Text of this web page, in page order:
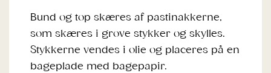
Bund og top skæres af pastinakkerne,
som skæres i grove stykker og skylles.
Stykkerne vendes i olie og placeres på en
bageplade med bagepapir.